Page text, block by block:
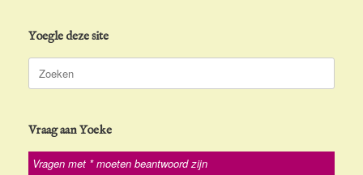
Yoegle deze site
Zoeken
naar:
Vraag aan Yoeke
Vragen met * moeten beantwoord zijn